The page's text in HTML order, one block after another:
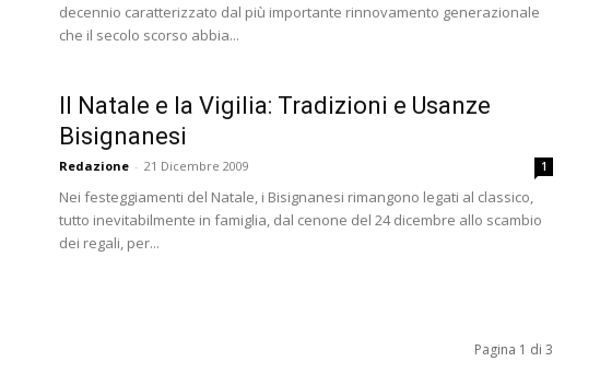
decennio caratterizzato dal più importante rinnovamento generazionale
che il secolo scorso abbia...
Il Natale e la Vigilia: Tradizioni e Usanze
Bisignanesi
Redazione - 21 Dicembre 2009 1
Nei festeggiamenti del Natale, i Bisignanesi rimangono legati al classico,
tutto inevitabilmente in famiglia, dal cenone del 24 dicembre allo scambio
dei regali, per...
Pagina 1 di 3